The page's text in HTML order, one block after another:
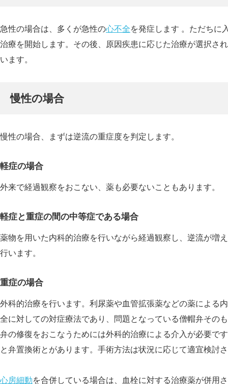
急性の場合は、多くが急性の心不全を発症します 。ただちに
治療を開始します。その後、原因疾患に応じた治療が選択さ
います。
慢性の場合
慢性の場合、まずは逆流の重症度を判定します。
軽症の場合
外来で経過観察をおこない、薬も必要ないこともあります。
軽症と重症の間の中等症である場合
薬物を用いた内科的治療を行いながら経過観察し、逆流が増
行います。
重症の場合
外科的治療を行います。利尿薬や血管拡張薬などの薬による
全に対しての対症療法であり、問題となっている僧帽弁その
弁の修復をおこなうためには外科的治療による介入が必要で
と弁置換術とがあります。手術方法は状況に応じて適宜検討
心房細動を合併している場合は、血栓に対する治療薬が併用